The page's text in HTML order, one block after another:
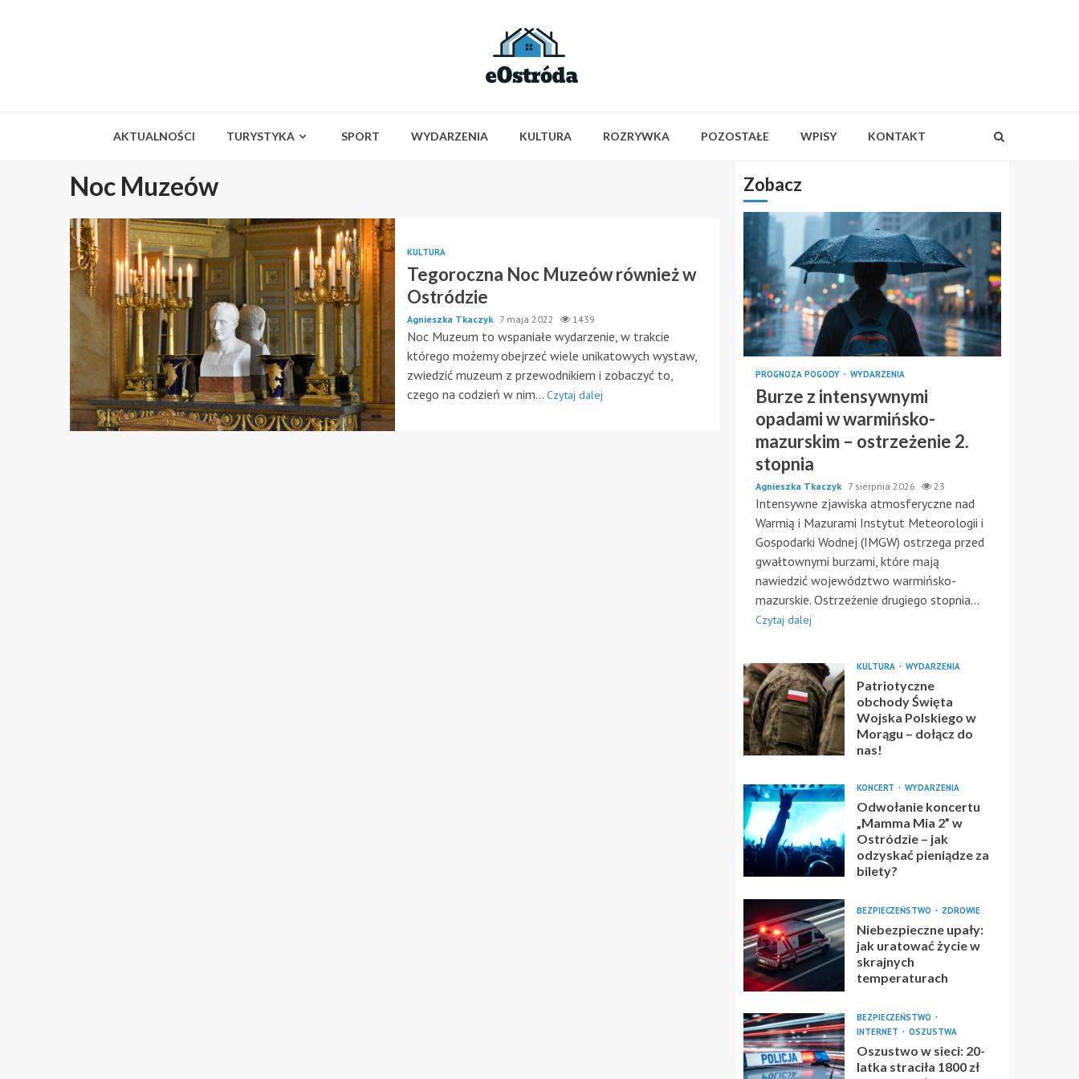
AKTUALNOŚCI TURYSTYKA SPORT WYDARZENIA KULTURA ROZRYWKA POZOSTAŁE WPISY KONTAKT
Noc Muzeów
KULTURA
Tegoroczna Noc Muzeów również w
Ostródzie
Agnieszka Tkaczyk 7 maja 2022 1439
Noc Muzeum to wspaniałe wydarzenie, w trakcie
którego możemy obejrzeć wiele unikatowych wystaw,
zwiedzić muzeum z przewodnikiem i zobaczyć to,
czego na codzień w nim... Czytaj dalej
Zobacz
PROGNOZA POGODY WYDARZENIA
Burze z intensywnymi
opadami w warmińsko-
mazurskim – ostrzeżenie 2.
stopnia
Agnieszka Tkaczyk 7 sierpnia 2026 23
Intensywne zjawiska atmosferyczne nad
Warmią i Mazurami Instytut Meteorologii i
Gospodarki Wodnej (IMGW) ostrzega przed
gwałtownymi burzami, które mają
nawiedzić województwo warmińsko-
mazurskie. Ostrzeżenie drugiego stopnia...
Czytaj dalej
KULTURA WYDARZENIA
Patriotyczne
obchody Święta
Wojska Polskiego w
Morągu – dołącz do
nas!
KONCERT WYDARZENIA
Odwołanie koncertu
„Mamma Mia 2” w
Ostródzie – jak
odzyskać pieniądze za
bilety?
BEZPIECZEŃSTWO ZDROWIE
Niebezpieczne upały:
jak uratować życie w
skrajnych
temperaturach
BEZPIECZEŃSTWO
INTERNET
OSZUSTWA
Oszustwo w sieci: 20-
latka straciła 1800 zł